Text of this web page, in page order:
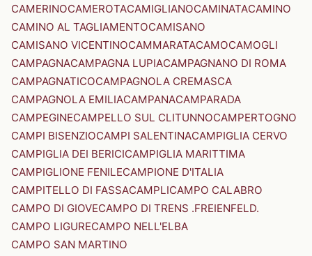
CAMERINOCAMEROTACAMIGLIANOCAMINATACAMINO
CAMINO AL TAGLIAMENTOCAMISANO
CAMISANO VICENTINOCAMMARATACAMOCAMOGLI
CAMPAGNACAMPAGNA LUPIACAMPAGNANO DI ROMA
CAMPAGNATICOCAMPAGNOLA CREMASCA
CAMPAGNOLA EMILIACAMPANACAMPARADA
CAMPEGINECAMPELLO SUL CLITUNNOCAMPERTOGNO
CAMPI BISENZIOCAMPI SALENTINACAMPIGLIA CERVO
CAMPIGLIA DEI BERICICAMPIGLIA MARITTIMA
CAMPIGLIONE FENILECAMPIONE D'ITALIA
CAMPITELLO DI FASSACAMPLICAMPO CALABRO
CAMPO DI GIOVECAMPO DI TRENS .FREIENFELD.
CAMPO LIGURECAMPO NELL'ELBA
CAMPO SAN MARTINO